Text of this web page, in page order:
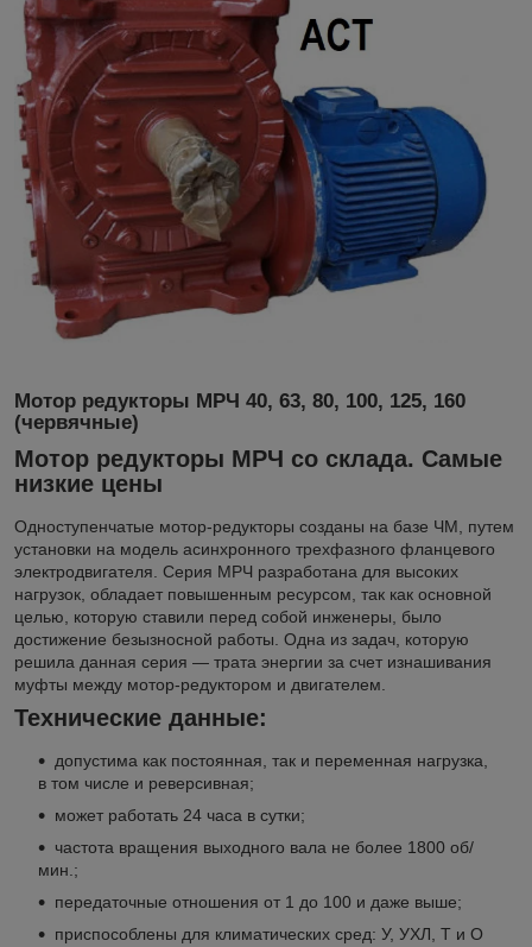
Мотор редукторы МРЧ 40, 63, 80, 100, 125, 160
(червячные)
Мотор редукторы МРЧ со склада. Самые
низкие цены
Одноступенчатые мотор-редукторы созданы на базе ЧМ, путем
установки на модель асинхронного трехфазного фланцевого
электродвигателя. Серия МРЧ разработана для высоких
нагрузок, обладает повышенным ресурсом, так как основной
целью, которую ставили перед собой инженеры, было
достижение безызносной работы. Одна из задач, которую
решила данная серия — трата энергии за счет изнашивания
муфты между мотор-редуктором и двигателем.
Технические данные:
допустима как постоянная, так и переменная нагрузка,
в том числе и реверсивная;
может работать 24 часа в сутки;
частота вращения выходного вала не более 1800 об/
мин.;
передаточные отношения от 1 до 100 и даже выше;
приспособлены для климатических сред: У, УХЛ, Т и О